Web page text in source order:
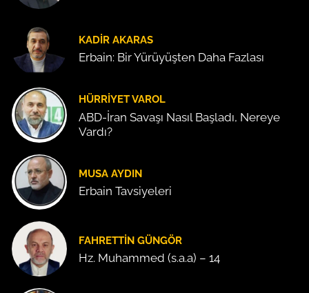
KADIR AKARAS
Erbain: Bir Yürüyüşten Daha Fazlası
HÜRRIYET VAROL
ABD-İran Savaşı Nasıl Başladı, Nereye
Vardı?
MUSA AYDIN
Erbain Tavsiyeleri
FAHRETTIN GÜNGÖR
Hz. Muhammed (s.a.a) – 14